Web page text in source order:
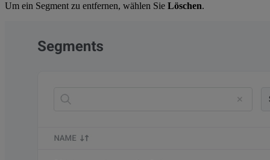
Um ein Segment zu entfernen, wählen Sie Löschen.